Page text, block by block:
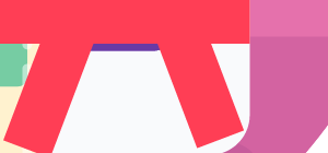
Одноразовые расходники